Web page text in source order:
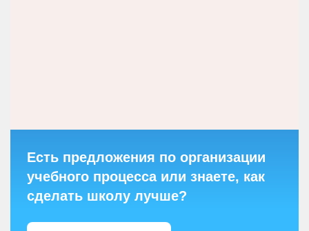
Есть предложения по организации
учебного процесса или знаете, как
сделать школу лучше?